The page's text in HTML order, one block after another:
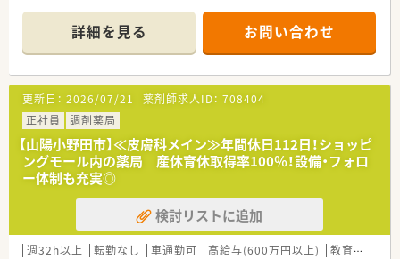
【店舗情報と応需状況について】
■厚狭駅から徒歩5分の通いやすい立地にあり、近隣医療機関か
ら内科や整形外科等の処方箋を応需しています。
■処方箋は1日平均50枚程度を受け付けており、花粉症等の繁忙
期には1日100枚程度になることもあります。
■耳鼻科やアレルギー科の処方箋も応需しており、幅広い疾患に
対する専門的な知識を深く身につけられます。
【法人特徴について】
■山口県内に複数の調剤薬局を展開しており、安定した経営基盤
と充実したバックアップ体制が大きな強みです。
■店舗間で協力し合う体制が構築されており、急な欠勤やトラブ
ルの際にも近隣店舗からフォローに入れます。
■社員旅行やレクリエーション等の社内行事が定期的に開催さ
詳細を見る お問い合わせ
更新日： 2026/07/21 薬剤師求人ID： 708404
正社員
調剤薬局
【山陽小野田市】≪皮膚科メイン≫年間休日112日！ショッピ
ングモール内の薬局 産休育休取得率100％！設備・フォロ
ー体制も充実◎
検討リストに追加
週32h以上 転勤なし 車通勤可 高給与(600万円以上) 教育制度あり